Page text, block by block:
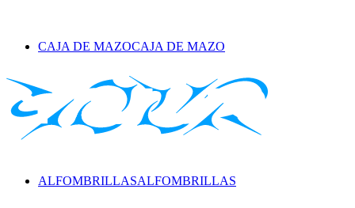
CAJA DE MAZOCAJA DE MAZO
ALFOMBRILLASALFOMBRILLAS